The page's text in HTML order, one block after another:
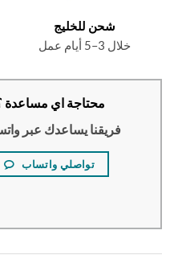
شحن للخليج
محتاجة اي مساعدة ؟
فريقنا يساعدك عبر واتساب
تواصلي واتساب